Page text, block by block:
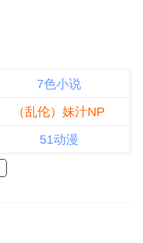
7色小说
（乱伦）妹汁NP
51动漫